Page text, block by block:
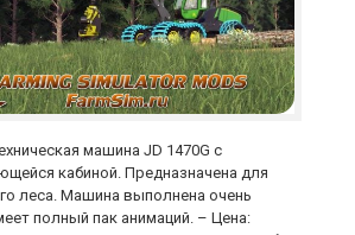
машина JD 1470G с
кабиной. Предназначена для
леса. Машина выполнена очень
полный пак анимаций. – Цена: